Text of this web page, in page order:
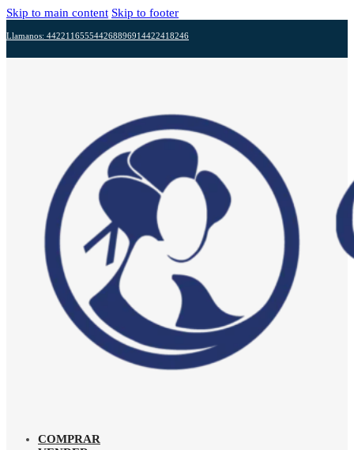
Skip to main content Skip to footer
Llamanos: 442211655544268896914422418246
COMPRAR